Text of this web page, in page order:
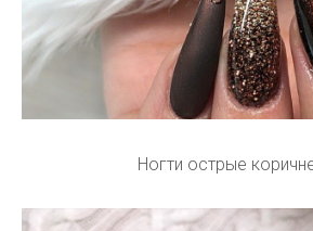
Ногти острые